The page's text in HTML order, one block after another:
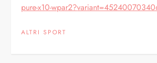
pure-x10-wpar2?
ALTRI SPORT